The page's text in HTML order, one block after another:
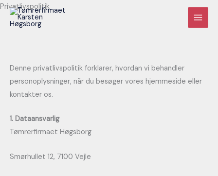
Gå
Privatlivspolitik
Denne privatlivspolitik forklarer, hvordan vi behandler
personoplysninger, når du besøger vores hjemmeside eller
kontakter os.
1. Dataansvarlig
Tømrerfirmaet Høgsborg
Smørhullet 12, 7100 Vejle